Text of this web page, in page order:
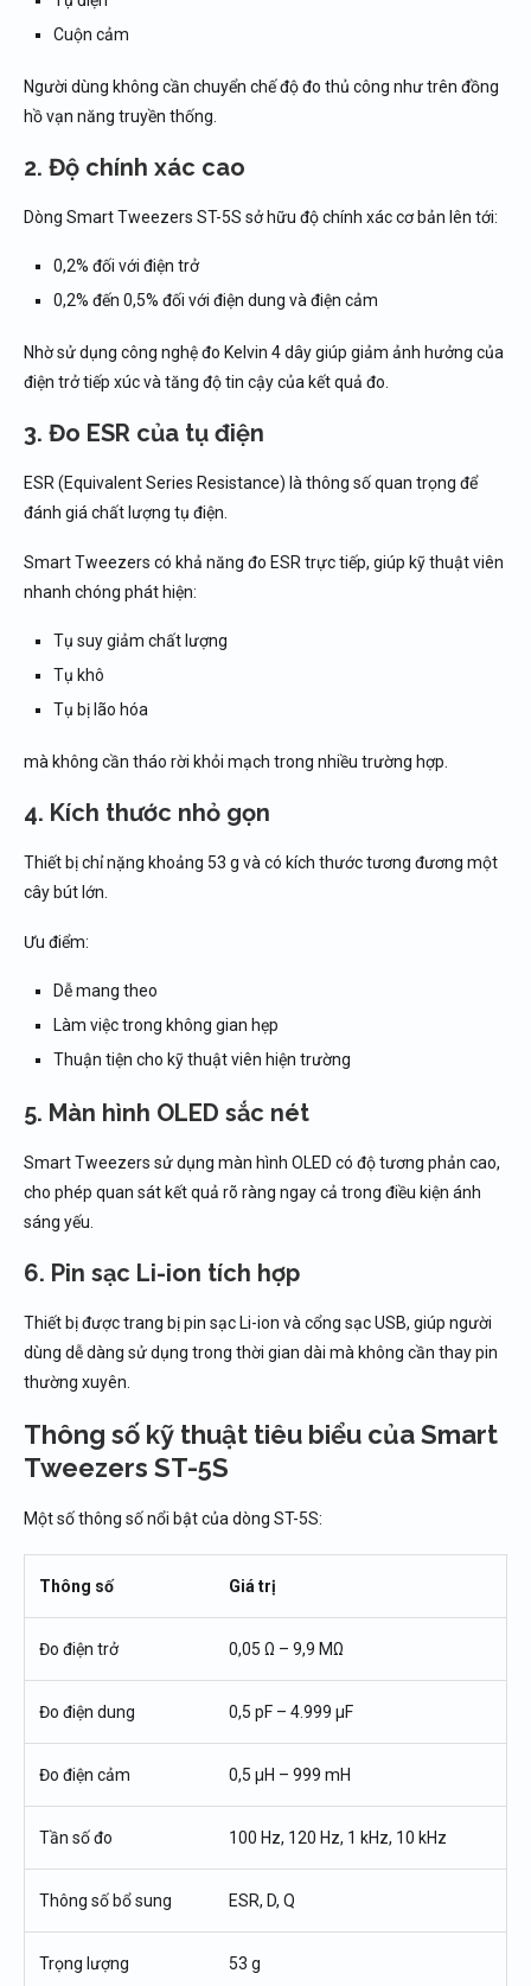
Cuộn cảm
Người dùng không cần chuyển chế độ đo thủ công như trên đồng
hồ vạn năng truyền thống.
2. Độ chính xác cao
Dòng Smart Tweezers ST-5S sở hữu độ chính xác cơ bản lên tới:
0,2% đối với điện trở
0,2% đến 0,5% đối với điện dung và điện cảm
Nhờ sử dụng công nghệ đo Kelvin 4 dây giúp giảm ảnh hưởng của
điện trở tiếp xúc và tăng độ tin cậy của kết quả đo.
3. Đo ESR của tụ điện
ESR (Equivalent Series Resistance) là thông số quan trọng để
đánh giá chất lượng tụ điện.
Smart Tweezers có khả năng đo ESR trực tiếp, giúp kỹ thuật viên
nhanh chóng phát hiện:
Tụ suy giảm chất lượng
Tụ khô
Tụ bị lão hóa
mà không cần tháo rời khỏi mạch trong nhiều trường hợp.
4. Kích thước nhỏ gọn
Thiết bị chỉ nặng khoảng 53 g và có kích thước tương đương một
cây bút lớn.
Ưu điểm:
Dễ mang theo
Làm việc trong không gian hẹp
Thuận tiện cho kỹ thuật viên hiện trường
5. Màn hình OLED sắc nét
Smart Tweezers sử dụng màn hình OLED có độ tương phản cao,
cho phép quan sát kết quả rõ ràng ngay cả trong điều kiện ánh
sáng yếu.
6. Pin sạc Li-ion tích hợp
Thiết bị được trang bị pin sạc Li-ion và cổng sạc USB, giúp người
dùng dễ dàng sử dụng trong thời gian dài mà không cần thay pin
thường xuyên.
Thông số kỹ thuật tiêu biểu của Smart
Tweezers ST-5S
Một số thông số nổi bật của dòng ST-5S:
Thông số Giá trị
Đo điện trở 0,05 Ω – 9,9 MΩ
Đo điện dung 0,5 pF – 4.999 µF
Đo điện cảm 0,5 µH – 999 mH
Tần số đo 100 Hz, 120 Hz, 1 kHz, 10 kHz
Thông số bổ sung ESR, D, Q
Trọng lượng 53 g